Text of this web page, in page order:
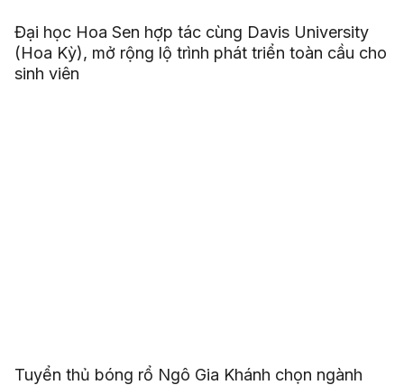
Đại học Hoa Sen hợp tác cùng Davis University
(Hoa Kỳ), mở rộng lộ trình phát triển toàn cầu cho
sinh viên
Tuyển thủ bóng rổ Ngô Gia Khánh chọn ngành